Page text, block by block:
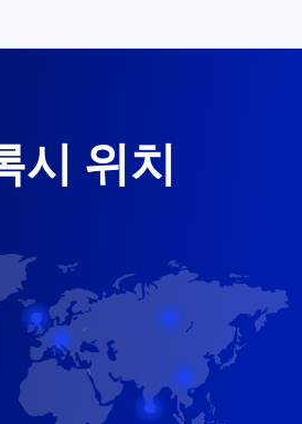
시 위치